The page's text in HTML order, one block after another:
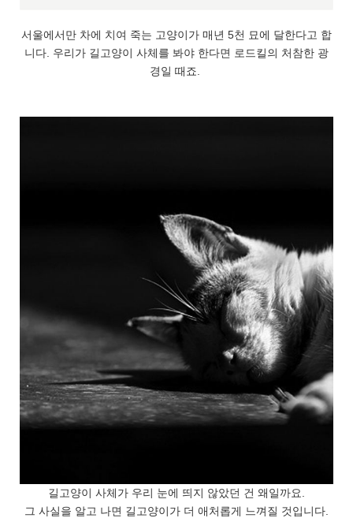
서울에서만 차에 치여 죽는 고양이가 매년 5천 묘에 달한다고 합
니다. 우리가 길고양이 사체를 봐야 한다면 로드킬의 처참한 광
경일 때죠.
길고양이 사체가 우리 눈에 띄지 않았던 건 왜일까요.
그 사실을 알고 나면 길고양이가 더 애처롭게 느껴질 것입니다.